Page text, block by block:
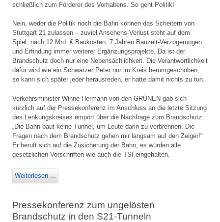
schließlich zum Förderer des Vorhabens. So geht Politik!
Nein, weder die Politik noch die Bahn können das Scheitern von
Stuttgart 21 zulassen – zuviel Ansehens-Verlust steht auf dem
Spiel, nach 12 Mrd. € Baukosten, 7 Jahren Bauzeit-Verzögerungen
und Erfindung immer weiterer Ergänzungsprojekte. Da ist der
Brandschutz doch nur eine Nebensächlichkeit. Die Verantwortlichkeit
dafür wird wie ein Schwarzer Peter nur im Kreis herumgeschoben;
so kann sich später jeder herausreden, er hatte damit nichts zu tun.
Verkehrsminister Winne Hermann von den GRÜNEN gab sich
kürzlich auf der Pressekonferenz im Anschluss an die letzte Sitzung
des Lenkungskreises empört über die Nachfrage zum Brandschutz:
„Die Bahn baut keine Tunnel, um Leute darin zu verbrennen. Die
Fragen nach dem Brandschutz gehen mir langsam auf den Zeiger!“
Er beruft sich auf die Zusicherung der Bahn, es würden alle
gesetzlichen Vorschriften wie auch die TSI eingehalten.
Weiterlesen ...
Pressekonferenz zum ungelösten
Brandschutz in den S21-Tunneln